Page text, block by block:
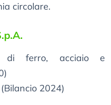
circolare.
di ferro, acciaio e
2024)